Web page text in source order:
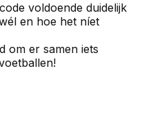
voldoende duidelijk
en hoe het níet
om er samen iets